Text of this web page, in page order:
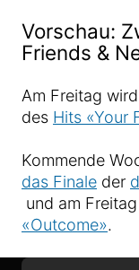
Vorschau:
Friends &
Am Freitag
des Hits «Your
Kommende
das Finale der
und am
«Outcome».